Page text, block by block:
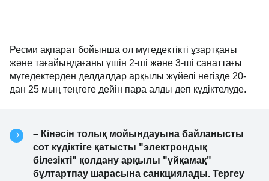
Ресми ақпарат бойынша ол мүгедектікті ұзартқаны
және тағайындағаны үшін 2-ші және 3-ші санаттағы
мүгедектерден делдалдар арқылы жүйелі негізде 20-
дан 25 мың теңгеге дейін пара алды деп күдіктелуде.
– Кінәсін толық мойындауына байланысты
сот күдіктіге қатысты "электрондық
білезікті" қолдану арқылы "үйқамақ"
бұлтартпау шарасына санкциялады. Тергеу